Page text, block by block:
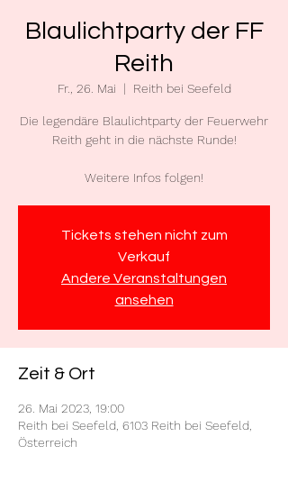
Blaulichtparty der FF
Reith
Fr., 26. Mai
  |
Reith bei Seefeld
Die legendäre Blaulichtparty der Feuerwehr
Reith geht in die nächste Runde!
Weitere Infos folgen!
Tickets stehen nicht zum
Verkauf
Andere Veranstaltungen
ansehen
Zeit & Ort
26. Mai 2023, 19:00
Reith bei Seefeld, 6103 Reith bei Seefeld,
Österreich